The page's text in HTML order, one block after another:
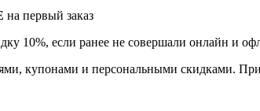
на первый заказ
10%, если ранее не совершали онлайн и
купонами и персональными скидками. При